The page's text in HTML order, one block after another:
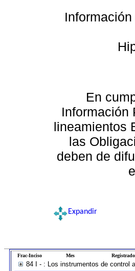
En
Información
lineamientos
las
deben de
Expandir
Frac-Inciso Mes
84 I - : Los instrumentos de control